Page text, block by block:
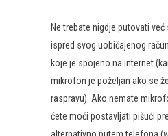
Ne trebate nigdje putovati
ispred svog uobičajenog
koje je spojeno na internet
mikrofon je poželjan ako se
raspravu). Ako nemate
ćete moći postavljati pišući